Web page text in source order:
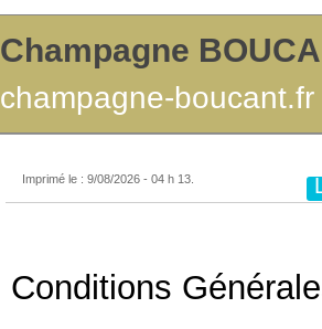
Champagne
champagne-boucant.fr
Imprimé le : 9/08/2026 - 04 h 13.
Conditions